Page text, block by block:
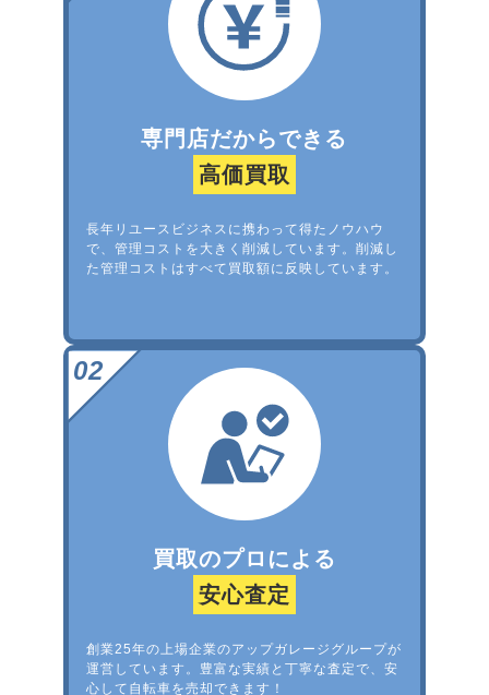
専門店だからできる
高価買取
長年リユースビジネスに携わって得たノウハウ
で、管理コストを大きく削減しています。削減し
た管理コストはすべて買取額に反映しています。
買取のプロによる
安心査定
創業25年の上場企業のアップガレージグループが
運営しています。豊富な実績と丁寧な査定で、安
心して自転車を売却できます！